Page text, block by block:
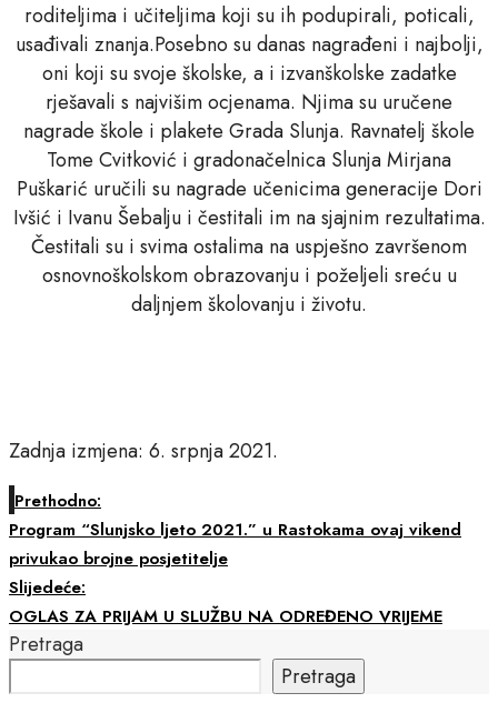
roditeljima i učiteljima koji su ih podupirali, poticali,
usađivali znanja.Posebno su danas nagrađeni i najbolji,
oni koji su svoje školske, a i izvanškolske zadatke
rješavali s najvišim ocjenama. Njima su uručene
nagrade škole i plakete Grada Slunja. Ravnatelj škole
Tome Cvitković i gradonačelnica Slunja Mirjana
Puškarić uručili su nagrade učenicima generacije Dori
Ivšić i Ivanu Šebalju i čestitali im na sjajnim rezultatima.
Čestitali su i svima ostalima na uspješno završenom
osnovnoškolskom obrazovanju i poželjeli sreću u
daljnjem školovanju i životu.
Zadnja izmjena: 6. srpnja 2021.
Prethodno:
Program “Slunjsko ljeto 2021.” u Rastokama ovaj vikend
privukao brojne posjetitelje
Slijedeće:
OGLAS ZA PRIJAM U SLUŽBU NA ODREĐENO VRIJEME
Pretraga
Pretraga